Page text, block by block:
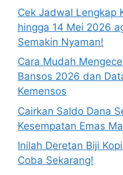
Cek Jadwal Lengkap
hingga 14 Mei 2026
Semakin Nyaman!
Cara Mudah
Bansos 2026 dan
Kemensos
Cairkan Saldo Dana
Kesempatan Emas
Inilah Deretan Biji
Coba Sekarang!